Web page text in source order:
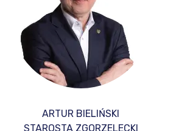
ARTUR BIELIŃSKI
STAROSTA ZGORZELECKI